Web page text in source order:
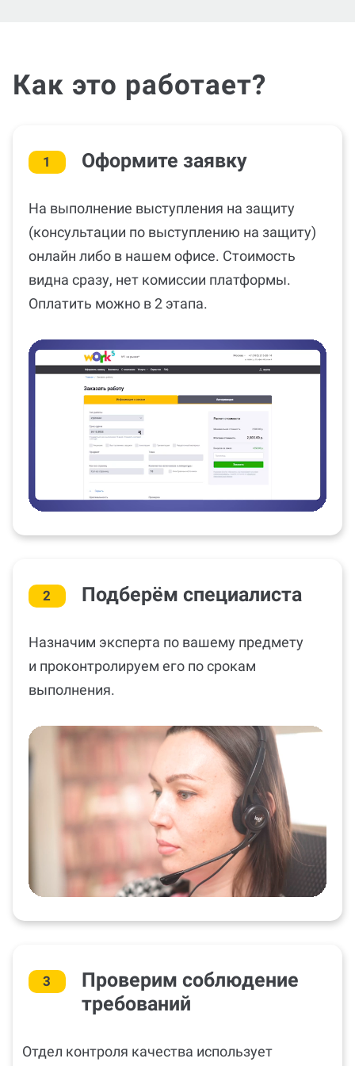
Как это работает?
1 Оформите заявку
На выполнение выступления на защиту
(консультации по выступлению на защиту)
онлайн либо в нашем офисе. Стоимость
видна сразу, нет комиссии платформы.
Оплатить можно в 2 этапа.
2 Подберём специалиста
Назначим эксперта по вашему предмету
и проконтролируем его по срокам
выполнения.
3
Проверим соблюдение
требований
Отдел контроля качества использует